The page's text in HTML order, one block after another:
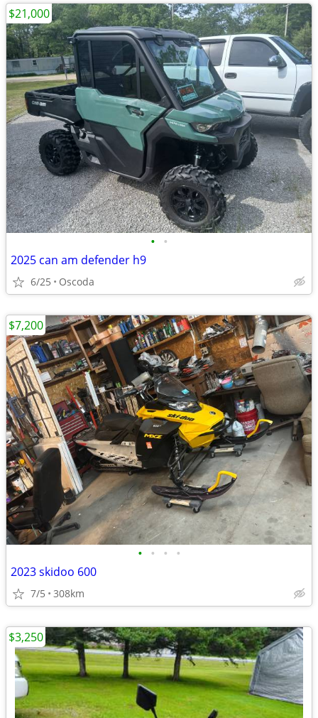
• •
2025 can am defender h9
6/25 Oscoda
$21,000
• • • •
2023 skidoo 600
7/5 308km
$7,200
$3,250